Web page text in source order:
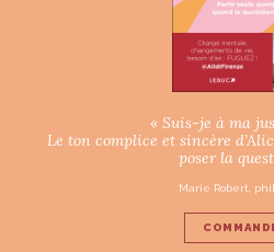
« Suis-je à ma
Le ton complice et sincère
poser la
Marie Robert,